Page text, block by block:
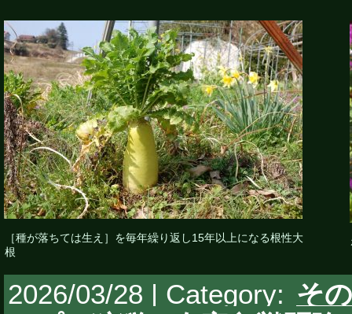
［種が落ちては生え］を毎年繰り返し15年以上になる根性大
根
2026/03/28 | Category: そ